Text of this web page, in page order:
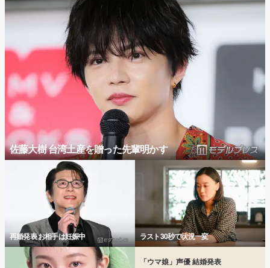
佐藤大樹 台湾土産を贈った先輩明かす
再婚発表 お相手は妊娠中 ラスト30秒で状況一変
「ウマ娘」声優 結婚発表